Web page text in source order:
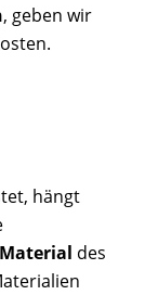
, geben wir
hängt
Material des